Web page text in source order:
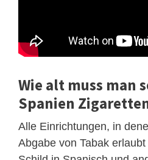
Wie alt muss man
Spanien
Alle Einrichtungen, in
Abgabe von Tabak